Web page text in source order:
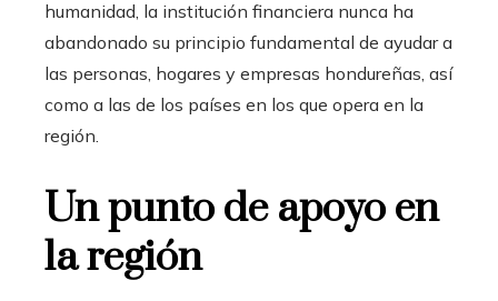
humanidad, la institución financiera nunca ha
abandonado su principio fundamental de ayudar a
las personas, hogares y empresas hondureñas, así
como a las de los países en los que opera en la
región.
Un punto de apoyo en
la región